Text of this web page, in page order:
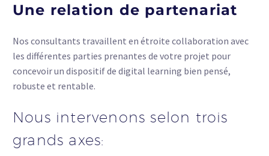
Une relation de partenariat
Nos consultants travaillent en étroite collaboration avec
les différentes parties prenantes de votre projet pour
concevoir un dispositif de digital learning bien pensé,
robuste et rentable.
Nous intervenons selon trois
grands axes: